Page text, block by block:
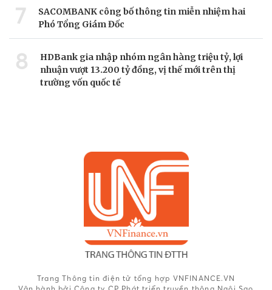
7
SACOMBANK công bố thông tin miễn nhiệm hai
Phó Tổng Giám Đốc
8
HDBank gia nhập nhóm ngân hàng triệu tỷ, lợi
nhuận vượt 13.200 tỷ đồng, vị thế mới trên thị
trường vốn quốc tế
Trang Thông tin điện tử tổng hợp VNFINANCE.VN